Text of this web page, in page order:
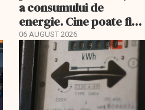
a consumului de
energie. Cine poate fi
deconectat
06 AUGUST 2026